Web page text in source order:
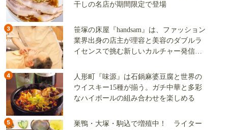
干しの名店が期間限定で登場
3
笹塚の床屋『handsam』は、ファッション
業界出身の店主が理容と美容のダブルラ
イセンスで挑む新しいカルチャー発信基
4
人形町『味源』は石鍋麻婆豆腐と世界の
ウイスキー15種が揃う。ガチ中華と多彩
なハイボールの組み合わせを楽しめる
5
巣鴨・大塚・駒込で増殖中！ ライター